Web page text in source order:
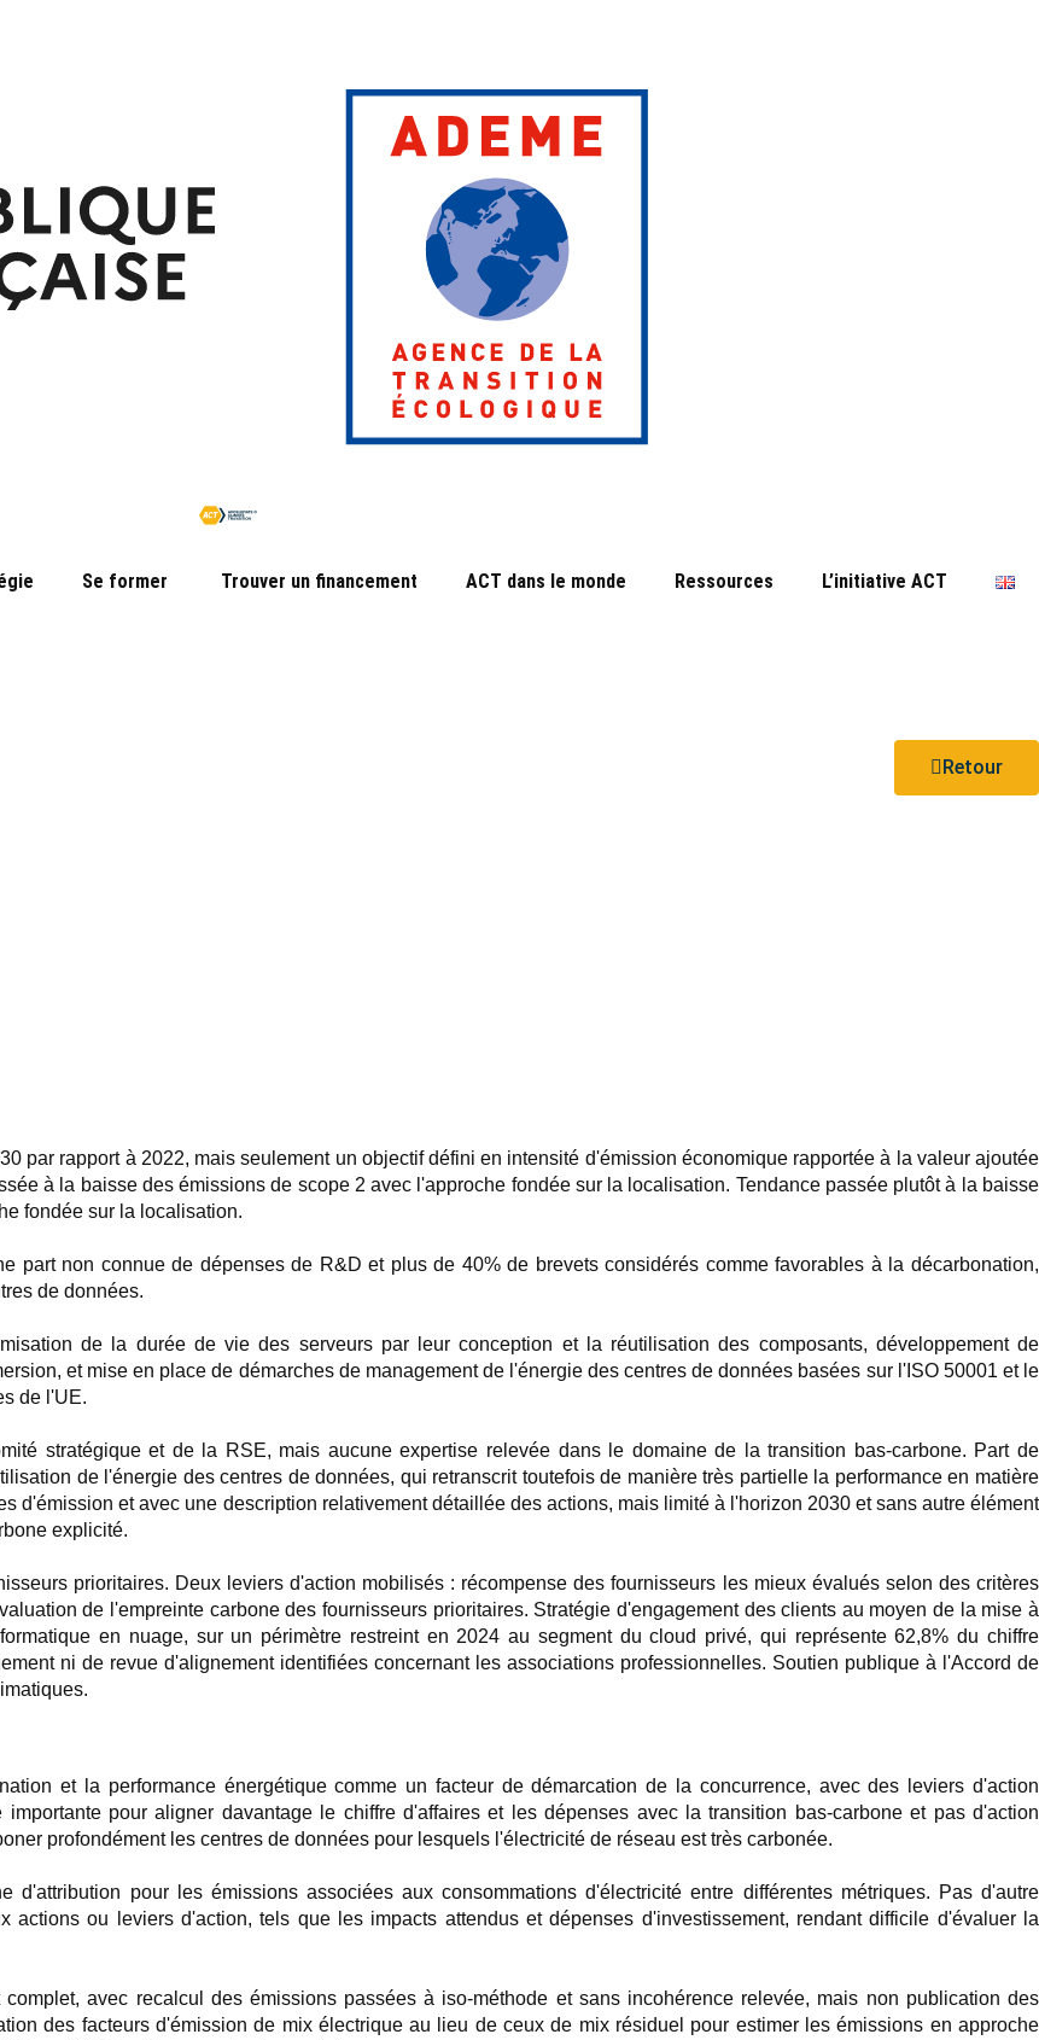
Se former Trouver un financement ACT dans le monde Ressources L’initiative ACT
Retour
par rapport à 2022, mais seulement un objectif défini en intensité d'émission économique rapportée à la valeur ajoutée
à la baisse des émissions de scope 2 avec l'approche fondée sur la localisation. Tendance passée plutôt à la baisse
fondée sur la localisation.
non connue de dépenses de R&D et plus de 40% de brevets considérés comme favorables à la décarbonation,
de données.
de la durée de vie des serveurs par leur conception et la réutilisation des composants, développement de
et mise en place de démarches de management de l'énergie des centres de données basées sur l'ISO 50001 et le
de l'UE.
stratégique et de la RSE, mais aucune expertise relevée dans le domaine de la transition bas-carbone. Part de
de l'énergie des centres de données, qui retranscrit toutefois de manière très partielle la performance en matière
d'émission et avec une description relativement détaillée des actions, mais limité à l'horizon 2030 et sans autre élément
explicité.
prioritaires. Deux leviers d'action mobilisés : récompense des fournisseurs les mieux évalués selon des critères
de l'empreinte carbone des fournisseurs prioritaires. Stratégie d'engagement des clients au moyen de la mise à
en nuage, sur un périmètre restreint en 2024 au segment du cloud privé, qui représente 62,8% du chiffre
ni de revue d'alignement identifiées concernant les associations professionnelles. Soutien publique à l'Accord de
et la performance énergétique comme un facteur de démarcation de la concurrence, avec des leviers d'action
pour aligner davantage le chiffre d'affaires et les dépenses avec la transition bas-carbone et pas d'action
profondément les centres de données pour lesquels l'électricité de réseau est très carbonée.
d'attribution pour les émissions associées aux consommations d'électricité entre différentes métriques. Pas d'autre
actions ou leviers d'action, tels que les impacts attendus et dépenses d'investissement, rendant difficile d'évaluer la
avec recalcul des émissions passées à iso-méthode et sans incohérence relevée, mais non publication des
des facteurs d'émission de mix électrique au lieu de ceux de mix résiduel pour estimer les émissions en approche